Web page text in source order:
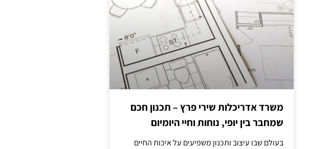
משרד אדריכלות שירי פרץ – תכנון חכם
שמחבר בין יופי, נוחות וחיי היומיום
בעולם שבו עיצוב ותכנון משפיעים על איכות החיים